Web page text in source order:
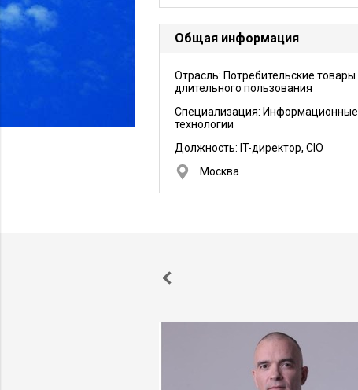
Общая информация
Отрасль: Потребительские товары
длительного пользования
Специализация: Информационные
технологии
Должность: IT-директор, CIO
Москва